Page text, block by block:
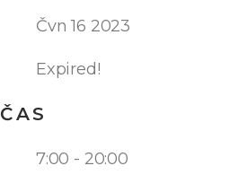
Čvn 16 2023
Expired!
ČAS
7:00 - 20:00